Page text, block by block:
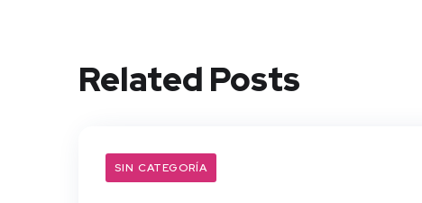
Related Posts
SIN CATEGORÍA